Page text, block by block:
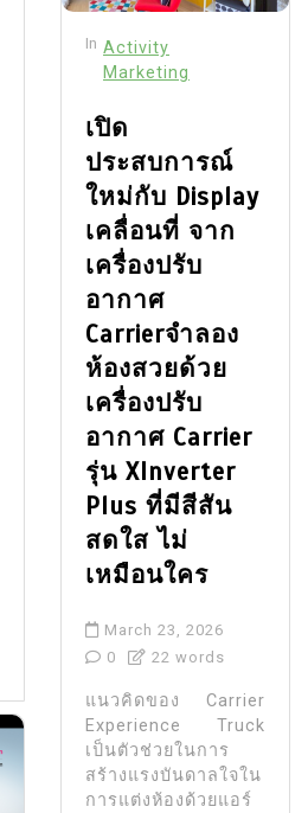
In Activity
Marketing
เปิด
ประสบการณ์
ใหม่กับ Display
เคลื่อนที่ จาก
เครื่องปรับ
อากาศ
Carrierจำลอง
ห้องสวยด้วย
เครื่องปรับ
อากาศ Carrier
รุ่น XInverter
Plus ที่มีสีสัน
สดใส ไม่
เหมือนใคร
March 23, 2026
0
22 words
แนวคิดของ Carrier
Experience Truck
เป็นตัวช่วยในการ
สร้างแรงบันดาลใจใน
การแต่งห้องด้วยแอร์